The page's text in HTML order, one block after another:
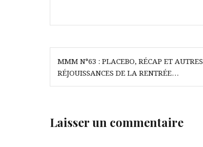
Navigation
de
l’article
MMM N°63 : PLACEBO, RÉCAP ET AUTRES
RÉJOUISSANCES DE LA RENTRÉE…
Laisser un commentaire